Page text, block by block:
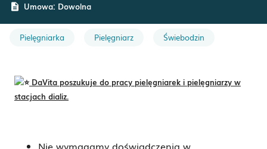
description Umowa: Dowolna
Pielęgniarka Pielęgniarz Świebodzin
DaVita poszukuje do pracy pielęgniarek i pielęgniarzy w
stacjach dializ.